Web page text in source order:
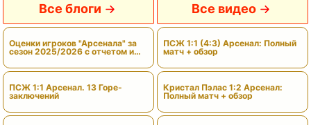
Все блоги
Оценки игроков "Арсенала" за
сезон 2025/2026 с отчетом и
вердиктами
ПСЖ 1:1 Арсенал. 13 Горе-
заключений
Все видео
ПСЖ 1:1 (4:3) Арсенал: Полный
матч + обзор
Кристал Пэлас 1:2 Арсенал:
Полный матч + обзор